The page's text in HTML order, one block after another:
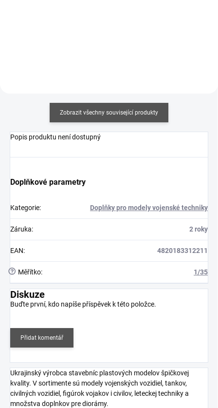
Zobrazit všechny související produkty
Popis produktu není dostupný
Doplňkové parametry
Kategorie: Doplňky pro modely vojenské techniky
Záruka: 2 roky
EAN: 4820183312211
? Měřítko: 1/35
Diskuze
Buďte první, kdo napíše příspěvek k této položce.
Přidat komentář
Ukrajinský výrobca stavebníc plastových modelov špičkovej
kvality. V sortimente sú modely vojenských vozidiel, tankov,
civilných vozidiel, figúrok vojakov i civilov, leteckej techniky a
množstva doplnkov pre diorámy.